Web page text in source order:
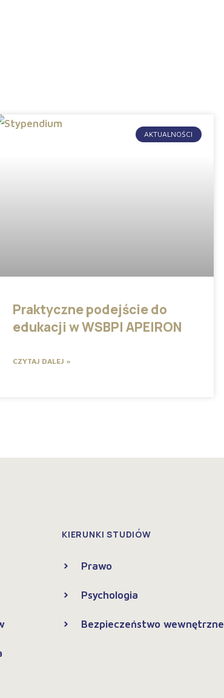
AKTUALNOŚCI
Praktyczne podejście do
edukacji w WSBPI APEIRON
CZYTAJ DALEJ »
KIERUNKI STUDIÓW
Prawo
Psychologia
Bezpieczeństwo wewnętrzne